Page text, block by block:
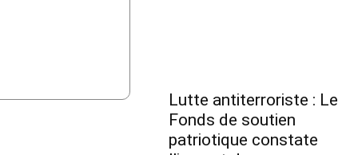
Lutte antiterroriste : Le
Fonds de soutien
patriotique constate